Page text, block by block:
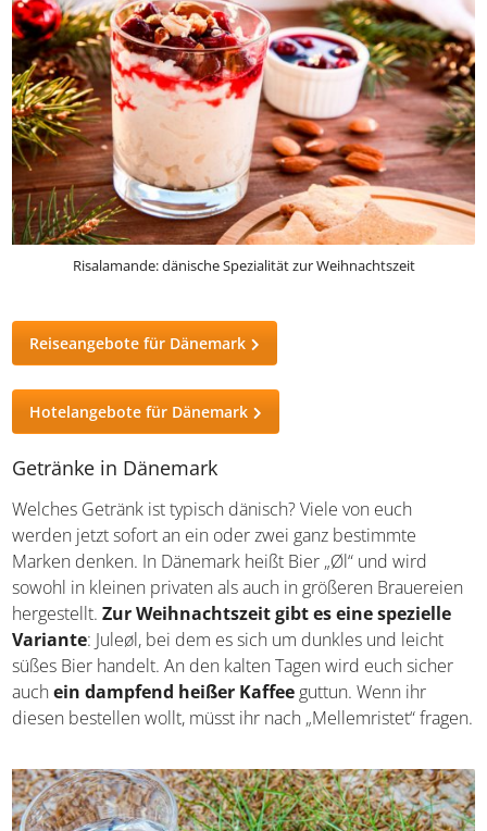
Getränke in Dänemark
Welches Getränk ist typisch dänisch? Viele von euch
werden jetzt sofort an ein oder zwei ganz bestimmte
Marken denken. In Dänemark heißt Bier „Øl“ und wird
sowohl in kleinen privaten als auch in größeren
Brauereien hergestellt.Zur Weihnachtszeit gibt es
eine spezielle Variante: Juleøl, bei dem es sich um
dunkles und leicht süßes Bier handelt. An den kalten
Tagen wird euch sicher auch ein dampfend heißer
nach „Mellemristet“ fragen.